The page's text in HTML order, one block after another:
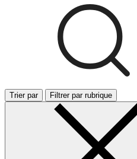
Trier par Filtrer par rubrique